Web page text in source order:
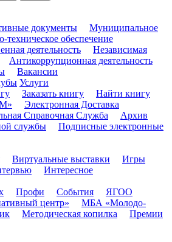
документы
Муниципальное
техническое обеспечение
деятельность
Независимая
Антикоррупционная деятельность
Вакансии
Услуги
Заказать книгу
Найти книгу
Электронная Доставка
Справочная Служба
Архив
службы
Подписные электронные
Виртуальные выставки
Игры
Интересное
Профи События
ЯГОО
центр»
МБА «Молодо-
Методическая копилка
Премии